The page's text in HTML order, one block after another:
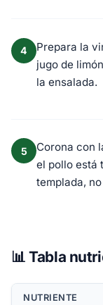
4
Prepara la
jugo de
la ensalada.
5
Corona con
el pollo está
templada,
📊 Tabla
NUTRIENTE